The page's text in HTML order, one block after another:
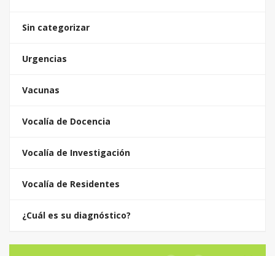
Sin categorizar
Urgencias
Vacunas
Vocalía de Docencia
Vocalía de Investigación
Vocalía de Residentes
¿Cuál es su diagnóstico?